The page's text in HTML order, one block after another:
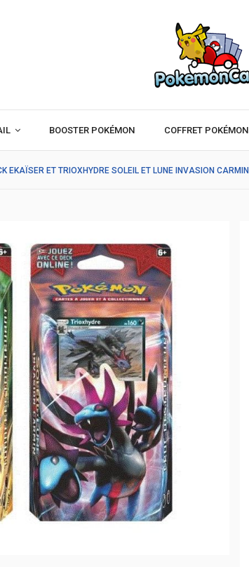
BOOSTER POKÉMON COFFRET POKÉMON
EKAÏSER ET TRIOXHYDRE SOLEIL ET LUNE INVASION CARMIN